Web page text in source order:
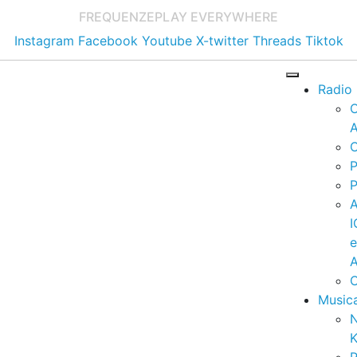
FREQUENZEPLAY EVERYWHERE
Instagram Facebook Youtube X-twitter Threads Tiktok
Radio
e